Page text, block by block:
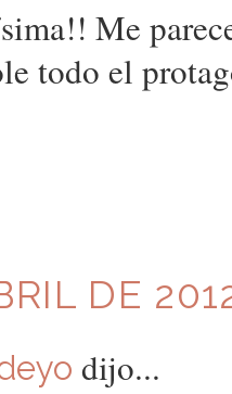
Me
todo el
DE
dijo...